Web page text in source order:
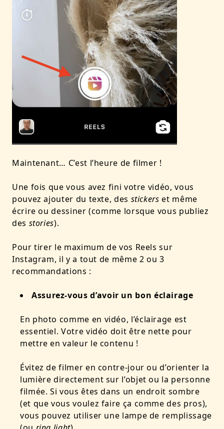
Maintenant… C’est l’heure de filmer !
Une fois que vous avez fini votre vidéo, vous
pouvez ajouter du texte, des stickers et même
écrire ou dessiner (comme lorsque vous publiez
des stories).
Pour tirer le maximum de vos Reels sur
Instagram, il y a tout de même 2 ou 3
recommandations :
Assurez-vous d’avoir un bon éclairage
En photo comme en vidéo, l’éclairage est
essentiel. Votre vidéo doit être nette pour
mettre en valeur le contenu !
Évitez de filmer en contre-jour ou d’orienter la
lumière directement sur l’objet ou la personne
filmée. Si vous êtes dans un endroit sombre
(et que vous voulez faire ça comme des pros),
vous pouvez utiliser une lampe de remplissage